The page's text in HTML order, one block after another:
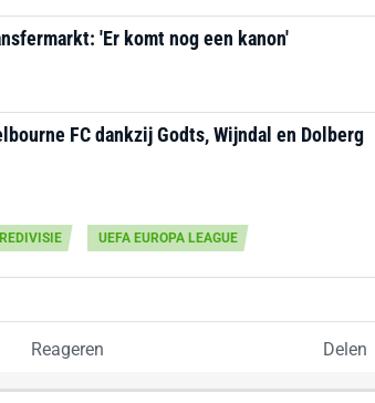
'Er komt nog een kanon'
FC dankzij Godts, Wijndal en Dolberg
UEFA EUROPA LEAGUE
Reageren Delen